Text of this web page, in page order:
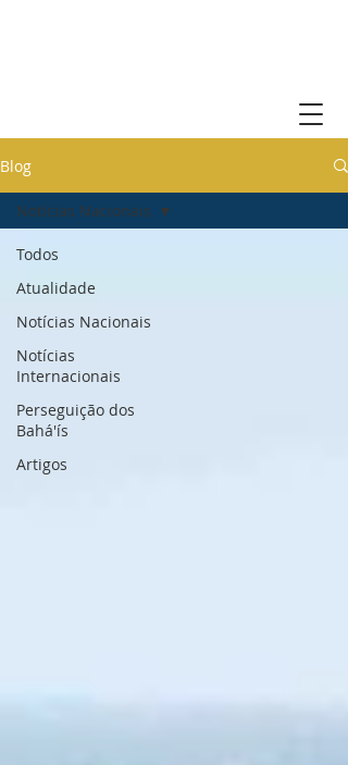
Blog
Todos
Atualidade
Notícias Nacionais
Notícias
Internacionais
Perseguição dos
Bahá'ís
Artigos
Notícias Nacionais